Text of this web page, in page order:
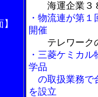
】
海運企業３
・物流連が第
開催
テレワーク
・三菱ケミカ
学品
の取扱業務で
を設立